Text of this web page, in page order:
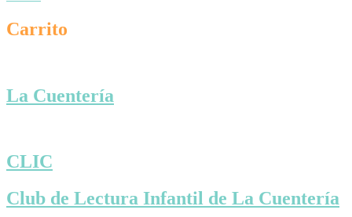
Carrito
La Cuentería
CLIC
Club de Lectura Infantil de La Cuentería